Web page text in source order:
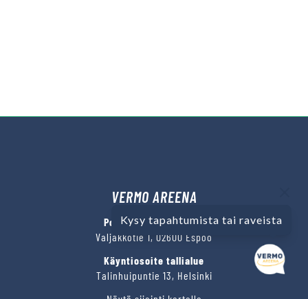
Kysy tapahtumista tai raveista
VERMO AREENA
Posti- ja käyntiosoite
Valjakkotie 1, 02600 Espoo
Käyntiosoite tallialue
Talinhuipuntie 13, Helsinki